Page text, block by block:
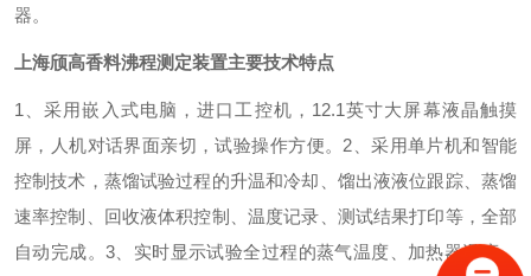
器。
上海颀高香料沸程测定装置主要技术特点
1、采用嵌入式电脑，进口工控机，12.1英寸大屏幕液晶触摸
屏，人机对话界面亲切，试验操作方便。 2、采用单片机和智能
控制技术，蒸馏试验过程的升温和冷却、馏出液液位跟踪、蒸馏
速率控制、回收液体积控制、温度记录、测试结果打印等，全部
自动完成。3、实时显示试验全过程的蒸气温度、加热器温度、